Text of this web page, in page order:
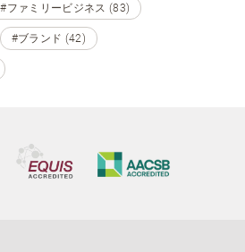
#ファミリービジネス (83)
#ブランド (42)